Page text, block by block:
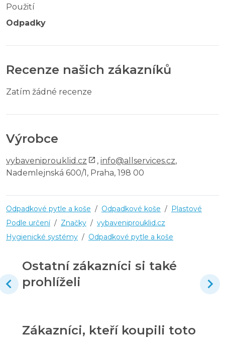
Použití
Odpadky
Recenze našich zákazníků
Zatím žádné recenze
Výrobce
vybaveniprouklid.cz , info@allservices.cz,
Nademlejnská 600/1, Praha, 198 00
Odpadkové pytle a koše / Odpadkové koše / Plastové
Podle určení / Značky / vybaveniprouklid.cz
Hygienické systémy / Odpadkové pytle a koše
Ostatní zákazníci si také
prohlíželi
Zákazníci, kteří koupili toto